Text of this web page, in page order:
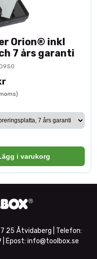
Orion® inkl
7 års garanti
i varukorg
25 Åtvidaberg | Telefon:
| Epost: info@toolbox.se